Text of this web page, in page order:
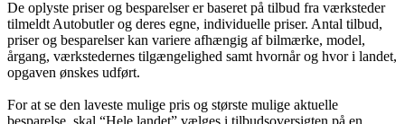
De oplyste priser og besparelser er baseret på tilbud fra værksteder
tilmeldt Autobutler og deres egne, individuelle priser. Antal tilbud,
priser og besparelser kan variere afhængig af bilmærke, model,
årgang, værkstedernes tilgængelighed samt hvornår og hvor i landet,
opgaven ønskes udført.
For at se den laveste mulige pris og største mulige aktuelle
besparelse, skal “Hele landet” vælges i tilbudsoversigten på en